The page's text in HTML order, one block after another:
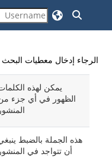
تخطى إلى المحتوى الرئيسي
تبديل إدخال البحث
الرجاء إدخال معطيات
يمكن لهذه
الظهور في أي جزء
المنشور
هذه الجملة بالضبط
أن تتواجد في المنشور